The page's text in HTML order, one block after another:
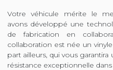
Votre véhicule mérite le
avons développé une
de fabrication en
collaboration est née un
part ailleurs, qui vous
résistance exceptionnelle